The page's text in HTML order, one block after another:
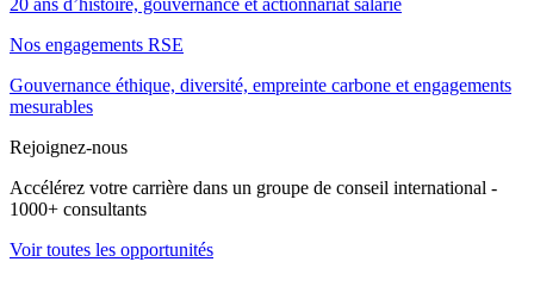
Nos engagements RSE
Gouvernance éthique, diversité, empreinte carbone et engagements
mesurables
Rejoignez-nous
Accélérez votre carrière dans un groupe de conseil international -
1000+ consultants
Voir toutes les opportunités